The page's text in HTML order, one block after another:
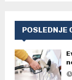
POSLEDNJE